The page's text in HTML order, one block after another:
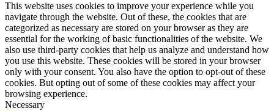
This website uses cookies to improve your experience while you
navigate through the website. Out of these, the cookies that are
categorized as necessary are stored on your browser as they are
essential for the working of basic functionalities of the website. We
also use third-party cookies that help us analyze and understand how
you use this website. These cookies will be stored in your browser
only with your consent. You also have the option to opt-out of these
cookies. But opting out of some of these cookies may affect your
browsing experience.
Necessary